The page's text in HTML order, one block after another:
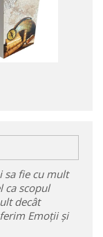
sa fie cu mult
ca scopul
decât
Emoții și